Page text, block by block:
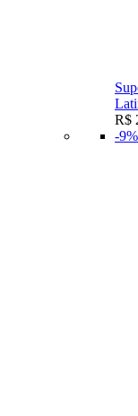
R$
-9%